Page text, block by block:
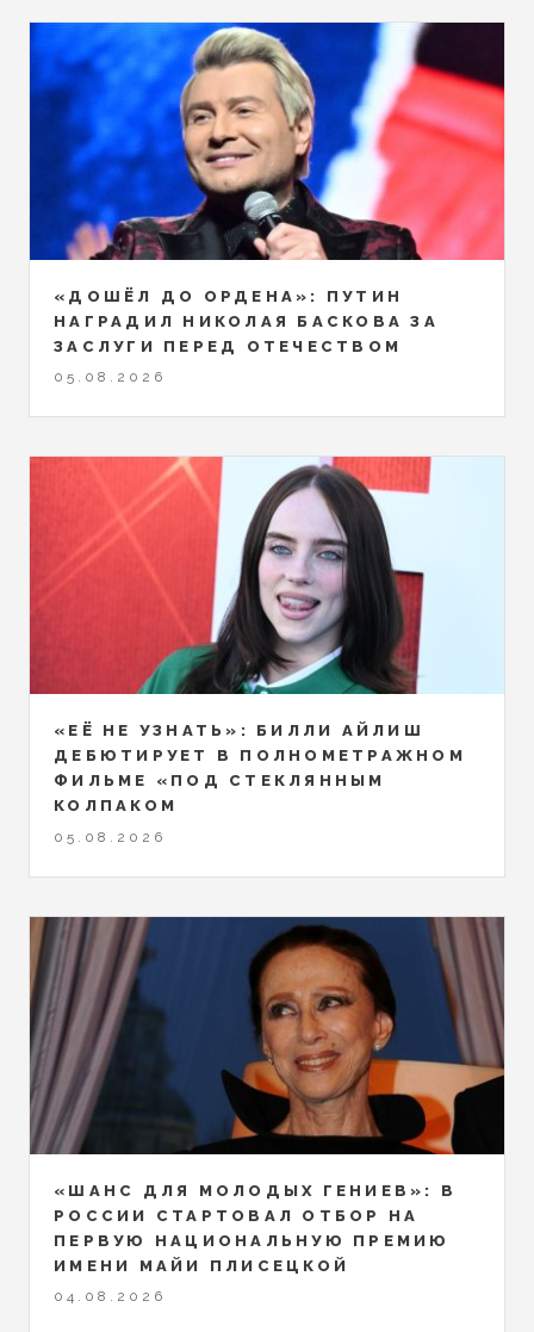
«ДОШЁЛ ДО ОРДЕНА»: ПУТИН
НАГРАДИЛ НИКОЛАЯ БАСКОВА ЗА
ЗАСЛУГИ ПЕРЕД ОТЕЧЕСТВОМ
05.08.2026
«ЕЁ НЕ УЗНАТЬ»: БИЛЛИ АЙЛИШ
ДЕБЮТИРУЕТ В ПОЛНОМЕТРАЖНОМ
ФИЛЬМЕ «ПОД СТЕКЛЯННЫМ
КОЛПАКОМ
05.08.2026
«ШАНС ДЛЯ МОЛОДЫХ ГЕНИЕВ»: В
РОССИИ СТАРТОВАЛ ОТБОР НА
ПЕРВУЮ НАЦИОНАЛЬНУЮ ПРЕМИЮ
ИМЕНИ МАЙИ ПЛИСЕЦКОЙ
04.08.2026